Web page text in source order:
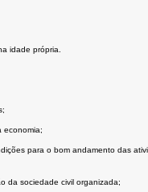
idade própria.
economia;
para o bom andamento das
da sociedade civil organizada;